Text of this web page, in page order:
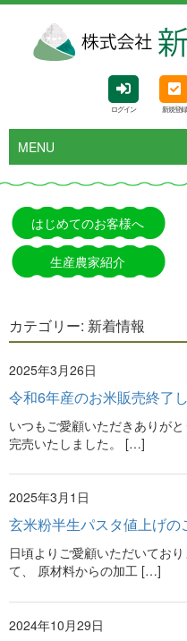
ログイン 新規登録
MENU
はじめてのお客様へ
生産農家紹介
カテゴリー: 新着情報
2025年3月26日
令和6年産のお米販売終了
いつもご愛顧いただきありが
完売いたしました。 […]
2025年3月1日
玄米粉半生パスタ値上げの
日頃よりご愛顧いただいてお
て、 原材料からの加工 […]
2024年10月29日